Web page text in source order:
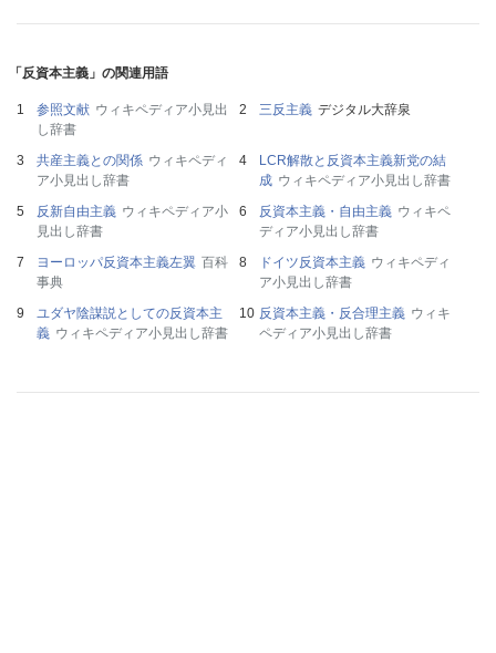
「反資本主義」の関連用語
参照文献 ウィキペディア小見出
し辞書
三反主義 デジタル大辞泉
共産主義との関係 ウィキペディ
ア小見出し辞書
LCR解散と反資本主義新党の結
成 ウィキペディア小見出し辞書
反新自由主義 ウィキペディア小
見出し辞書
反資本主義・自由主義 ウィキペ
ディア小見出し辞書
ヨーロッパ反資本主義左翼 百科
事典
ドイツ反資本主義 ウィキペディ
ア小見出し辞書
ユダヤ陰謀説としての反資本主
義 ウィキペディア小見出し辞書
反資本主義・反合理主義 ウィキ
ペディア小見出し辞書